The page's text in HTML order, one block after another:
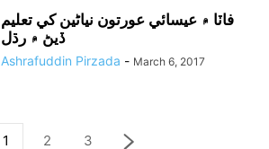
فاٽا ۾ عيسائي عورتون نياڻين کي تعليم
ڏيڻ ۾ رڌل
Ashrafuddin Pirzada - March 6, 2017
1 2 3